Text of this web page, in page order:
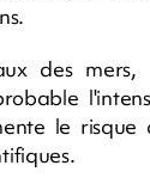
des mers,
le risque